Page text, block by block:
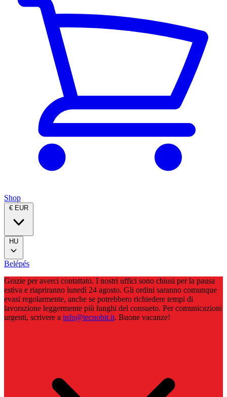
Shop
€ EUR
HU
Belépés
Grazie per averci contattato. I nostri uffici sono chiusi per la pausa
estiva e riapriranno lunedì 24 agosto. Gli ordini saranno comunque
evasi regolarmente, anche se potrebbero richiedere tempi di
lavorazione leggermente più lunghi del consueto. Per comunicazioni
urgenti, scrivere a info@tecnobit.it. Buone vacanze!